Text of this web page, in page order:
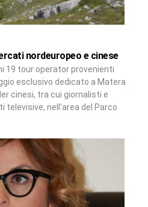
nordeuropeo e cinese
19 tour operator provenienti
esclusivo dedicato a Matera
cinesi, tra cui giornalisti e
nell’area del Parco